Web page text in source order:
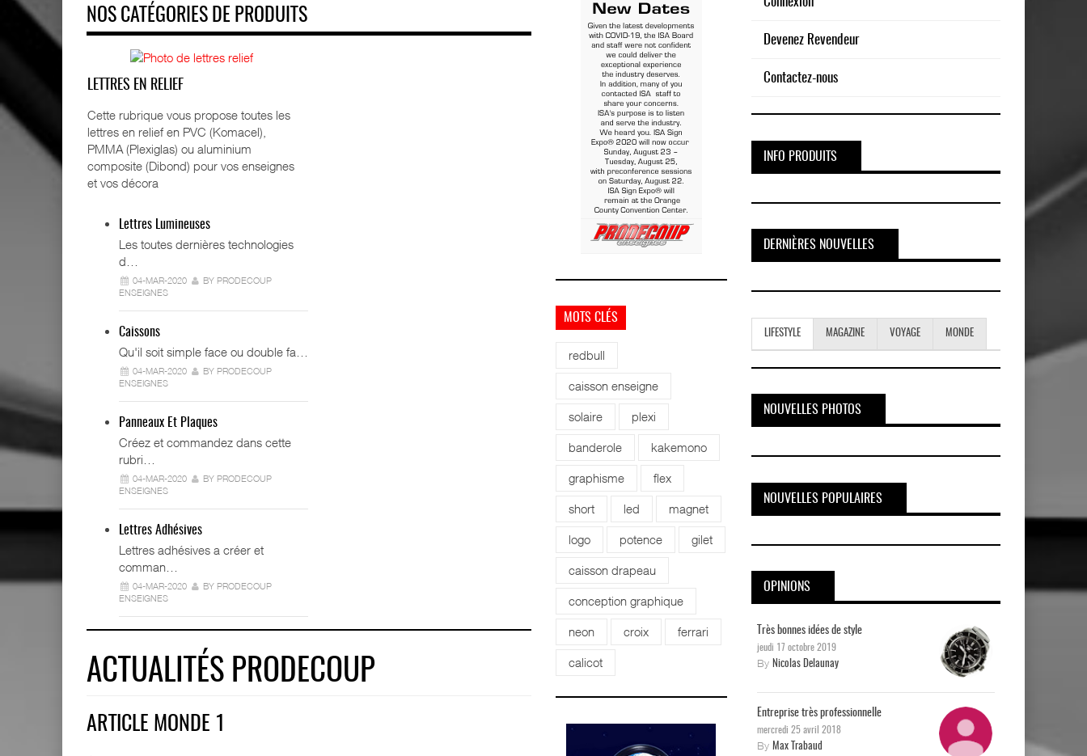
NOS CATÉGORIES DE PRODUITS
LETTRES EN RELIEF
Cette rubrique vous propose toutes les
lettres en relief en PVC (Komacel),
PMMA (Plexiglas) ou aluminium
composite (Dibond) pour vos enseignes
et vos décora
Lettres Lumineuses
Les toutes dernières technologies
d…
04-MAR-2020
BY PRODECOUP
ENSEIGNES
Caissons
Qu'il soit simple face ou double fa…
04-MAR-2020
BY PRODECOUP
ENSEIGNES
Panneaux Et Plaques
Créez et commandez dans cette
rubri…
04-MAR-2020
BY PRODECOUP
ENSEIGNES
Lettres Adhésives
Lettres adhésives a créer et
comman…
04-MAR-2020
BY PRODECOUP
ENSEIGNES
ACTUALITÉS PRODECOUP
ARTICLE MONDE 1
MOTS CLÉS
redbull
caisson enseigne
solaire plexi
banderole kakemono
graphisme flex
short led magnet
logo potence gilet
caisson drapeau
conception graphique
neon croix ferrari
calicot
Devenez Revendeur
Contactez-nous
INFO PRODUITS
DERNIÈRES NOUVELLES
LIFESTYLE MAGAZINE VOYAGE MONDE
NOUVELLES PHOTOS
NOUVELLES POPULAIRES
OPINIONS
Très bonnes idées de style
jeudi 17 octobre 2019
By Nicolas Delaunay
Entreprise très professionnelle
mercredi 25 avril 2018
By Max Trabaud